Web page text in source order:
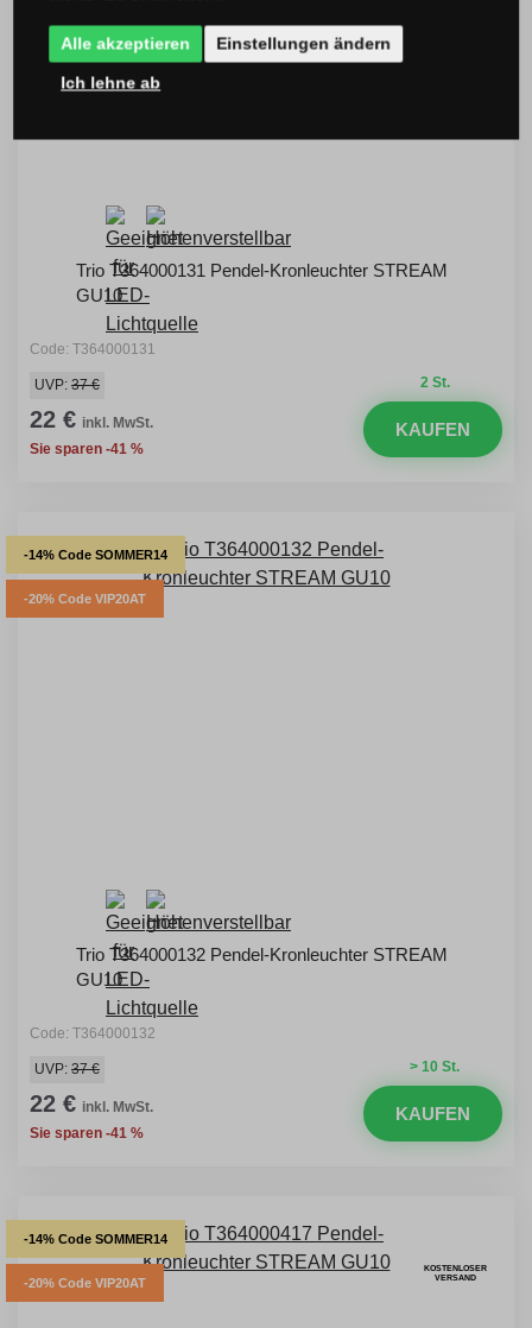
Trio T364000131 Pendel-Kronleuchter STREAM
GU10
Code: T364000131
2 St.
UVP: 37 €
22 € inkl. MwSt.
Sie sparen -41 %
KAUFEN
-14% Code SOMMER14
-20% Code VIP20AT
Trio T364000132 Pendel-Kronleuchter STREAM
GU10
Code: T364000132
> 10 St.
UVP: 37 €
22 € inkl. MwSt.
Sie sparen -41 %
KAUFEN
-14% Code SOMMER14
-20% Code VIP20AT
KOSTENLOSER
VERSAND
Alle akzeptieren Einstellungen ändern
Ich lehne ab